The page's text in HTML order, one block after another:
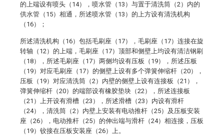
的上端设有喷头（14），喷水管（13）与置于清洗筒（2）内的
供水管（15）相通，所述喷水管（13）的上方设有清洗机构
（16）；
所述清洗机构（16）包括毛刷座（17），毛刷座（17）连接在旋
转轴（12）的上端，毛刷座（17）顶部和侧壁上均设有清洁钢刷
（18），所述毛刷座（17）两侧均设有压板（19），所述压板
（19）对应毛刷座（17）的侧壁上设有多个弹簧伸缩杆（20），
压板（19）对应清洗筒（2）内壁的侧壁上设有连接板（21），
弹簧伸缩杆（20）的端部设有橡胶垫块（22），所述连接板
（21）上开设有滑槽（23），所述滑槽（23）内设有滑杆
（24），清洗筒（2）内壁上安装有电动推杆（25）及压板安装
座（26），电动推杆（25）的伸出端与滑杆（24）相连接，压板
（19）铰接在压板安装座（26）上。